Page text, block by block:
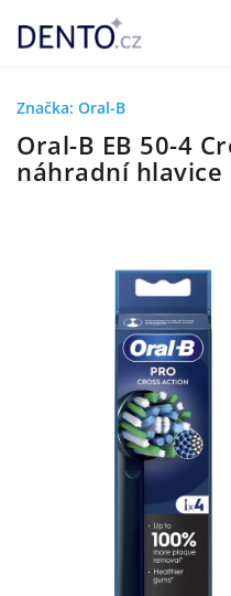
Oral-B EB 50-4
náhradní hlavice
Značka: Oral-B